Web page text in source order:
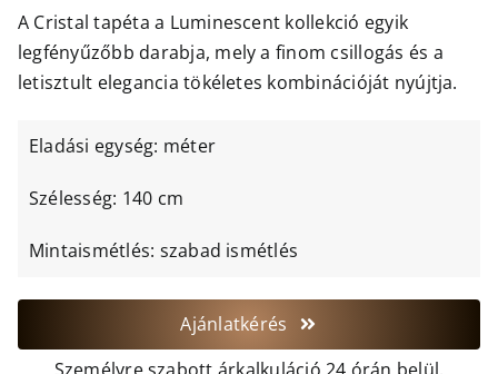
A Cristal tapéta a Luminescent kollekció egyik
legfényűzőbb darabja, mely a finom csillogás és a
letisztult elegancia tökéletes kombinációját nyújtja.
Eladási egység: méter
Szélesség: 140 cm
Mintaismétlés: szabad ismétlés
Ajánlatkérés